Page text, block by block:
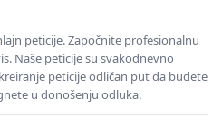
peticije. Započnite profesionalnu
Naše peticije su svakodnevno
peticije odličan put da budete
u donošenju odluka.